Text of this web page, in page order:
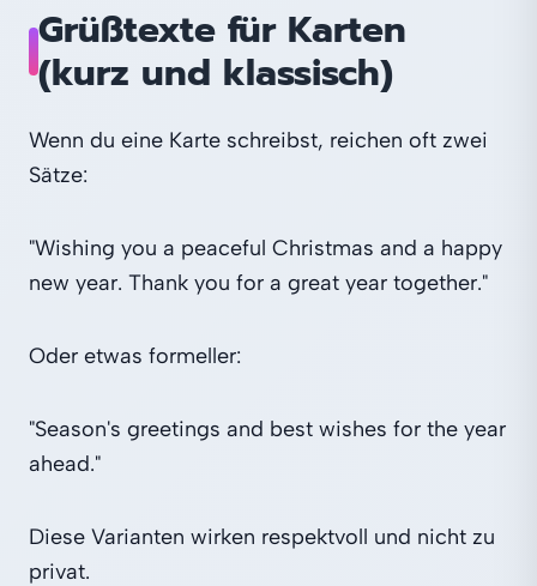
Grüßtexte für Karten
(kurz und klassisch)
Wenn du eine Karte schreibst, reichen oft zwei
Sätze:
"Wishing you a peaceful Christmas and a happy
new year. Thank you for a great year together."
Oder etwas formeller:
"Season's greetings and best wishes for the year
ahead."
Diese Varianten wirken respektvoll und nicht zu
privat.